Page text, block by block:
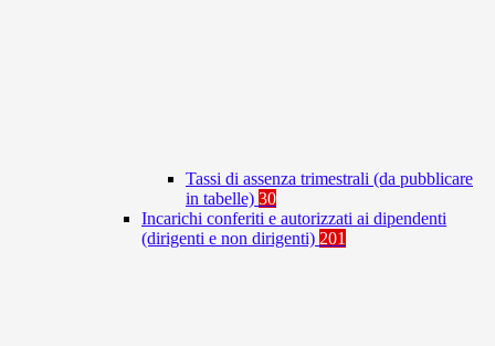
Tassi di assenza trimestrali (da pubblicare
in tabelle) 30
Incarichi conferiti e autorizzati ai dipendenti
(dirigenti e non dirigenti) 201